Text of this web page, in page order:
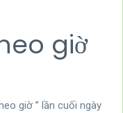
giờ
giờ ” lần cuối ngày